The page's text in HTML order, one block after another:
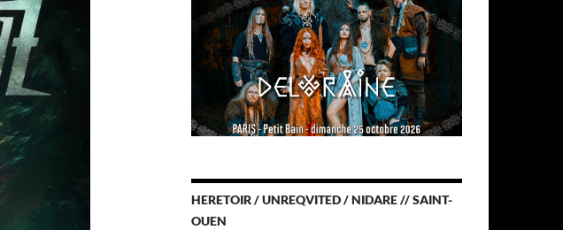
HERETOIR / UNREQVITED / NIDARE // SAINT-
OUEN